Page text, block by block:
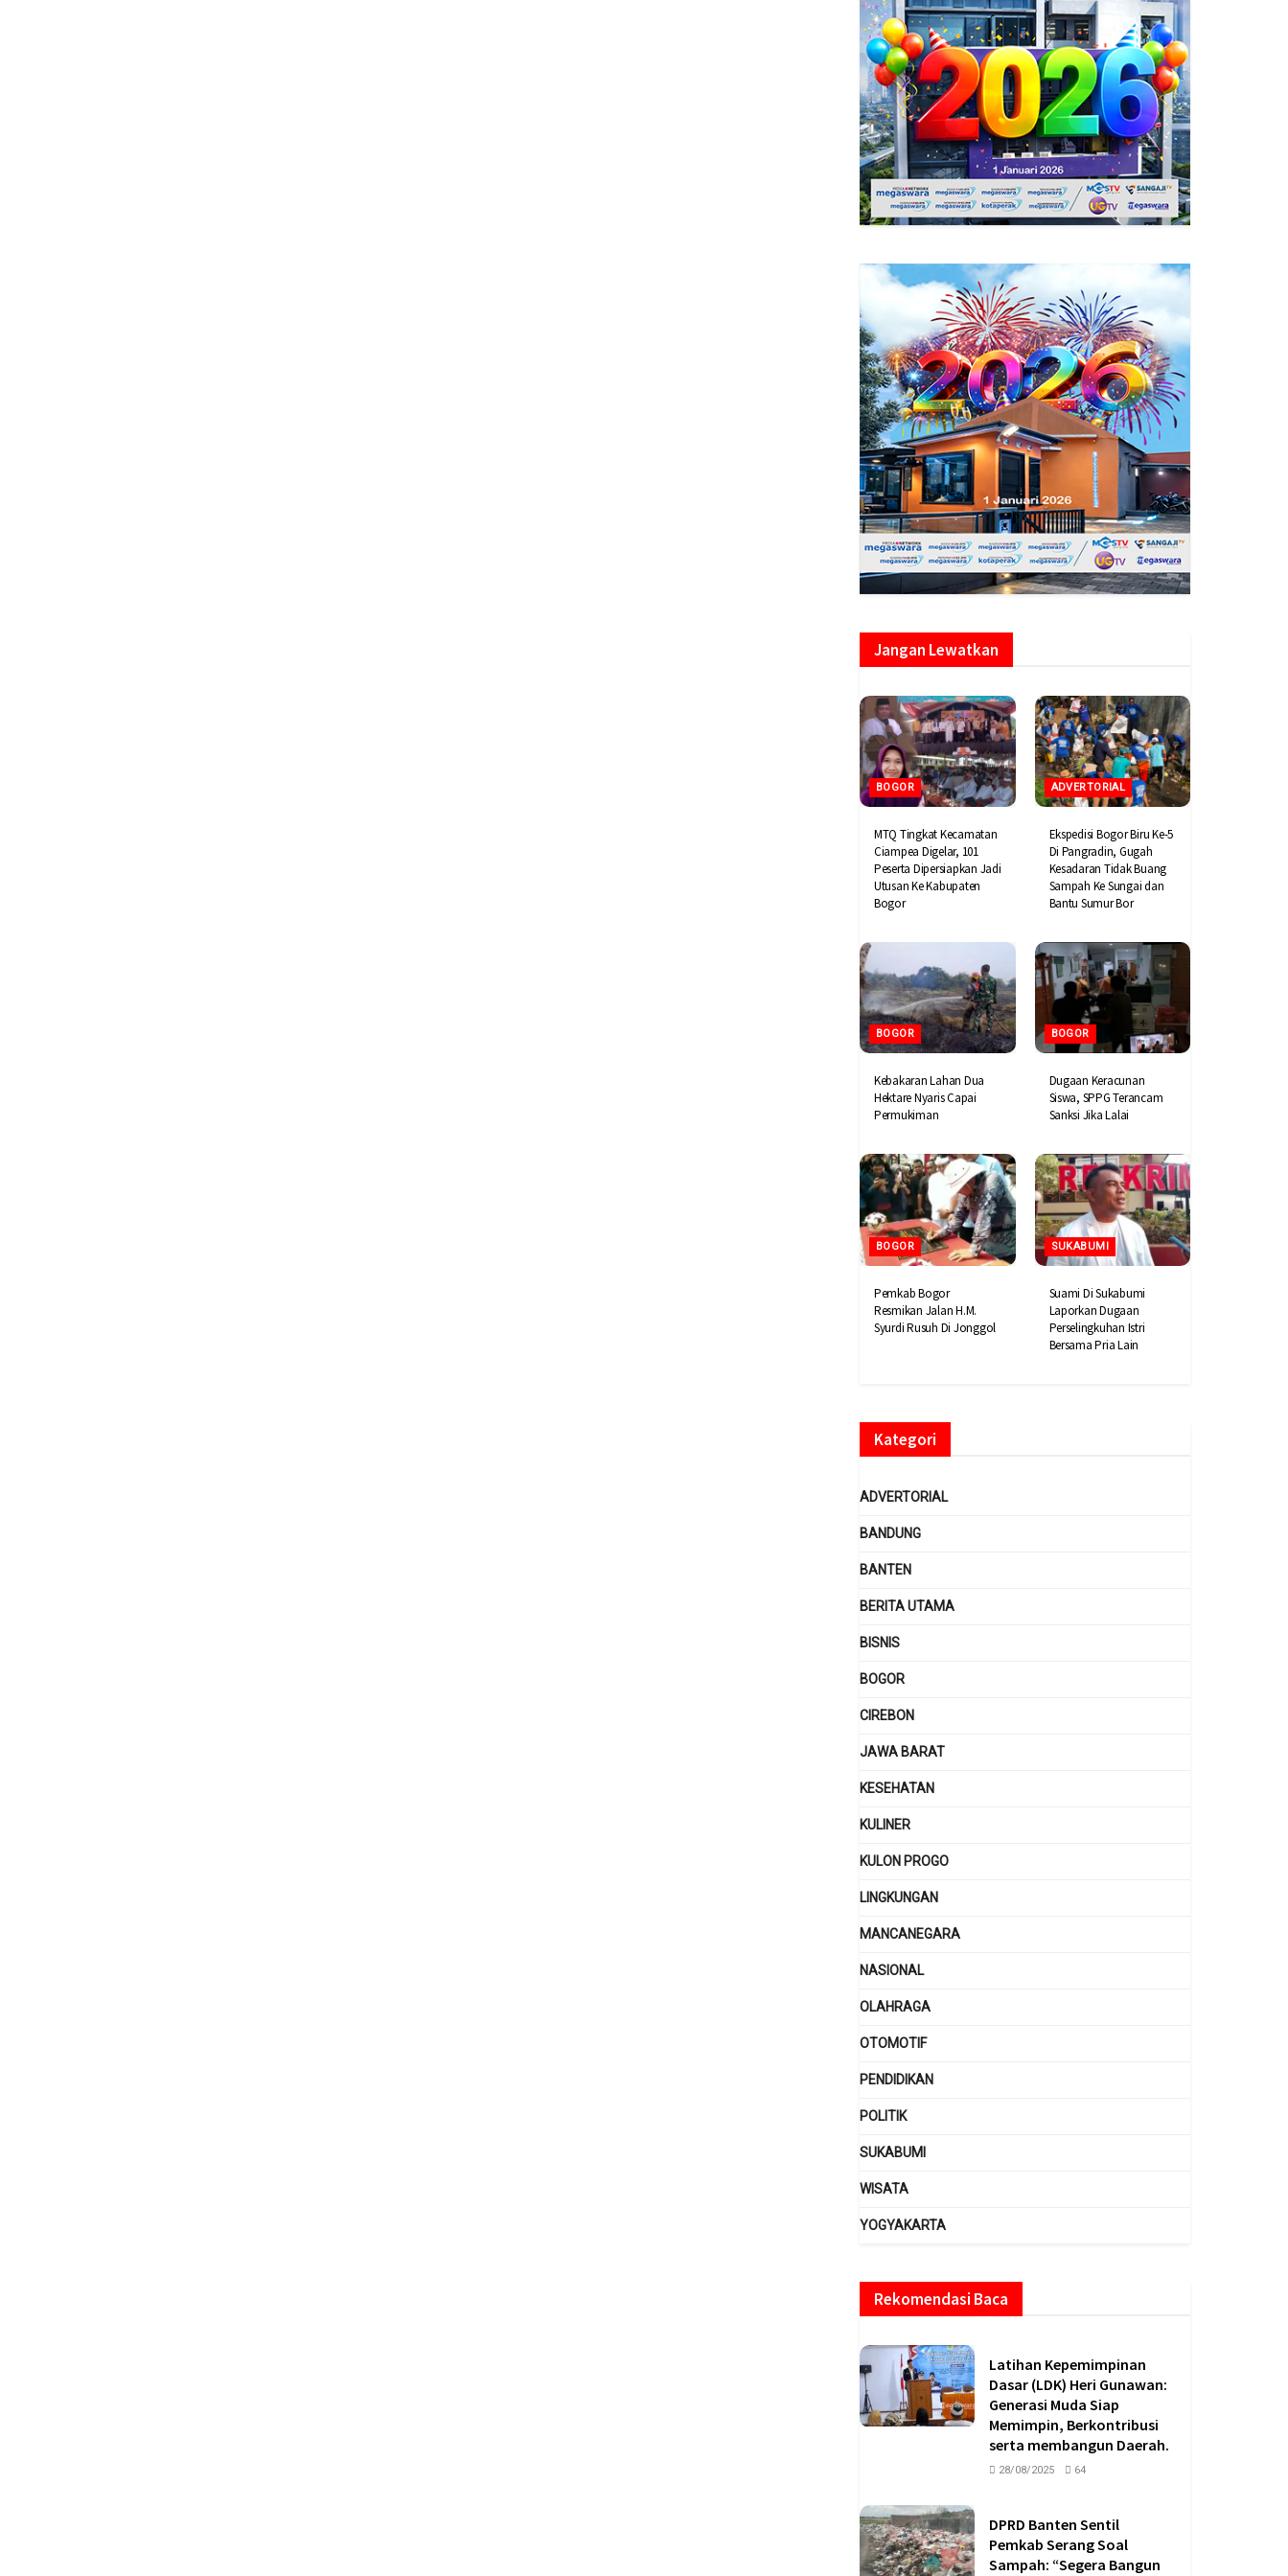
Jangan Lewatkan
BOGOR
MTQ Tingkat Kecamatan
Ciampea Digelar, 101
Peserta Dipersiapkan Jadi
Utusan Ke Kabupaten
Bogor
ADVERTORIAL
Ekspedisi Bogor Biru Ke-5
Di Pangradin, Gugah
Kesadaran Tidak Buang
Sampah Ke Sungai dan
Bantu Sumur Bor
BOGOR
Kebakaran Lahan Dua
Hektare Nyaris Capai
Permukiman
BOGOR
Dugaan Keracunan
Siswa, SPPG Terancam
Sanksi Jika Lalai
BOGOR
Pemkab Bogor
Resmikan Jalan H.M.
Syurdi Rusuh Di Jonggol
SUKABUMI
Suami Di Sukabumi
Laporkan Dugaan
Perselingkuhan Istri
Bersama Pria Lain
Kategori
ADVERTORIAL
BANDUNG
BANTEN
BERITA UTAMA
BISNIS
BOGOR
CIREBON
JAWA BARAT
KESEHATAN
KULINER
KULON PROGO
LINGKUNGAN
MANCANEGARA
NASIONAL
OLAHRAGA
OTOMOTIF
PENDIDIKAN
POLITIK
SUKABUMI
WISATA
YOGYAKARTA
Rekomendasi Baca
Latihan Kepemimpinan
Dasar (LDK) Heri Gunawan:
Generasi Muda Siap
Memimpin, Berkontribusi
serta membangun Daerah.
28/08/2025 64
DPRD Banten Sentil
Pemkab Serang Soal
Sampah: “Segera Bangun